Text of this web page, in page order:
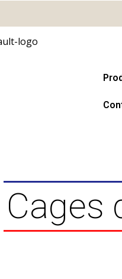
Cages